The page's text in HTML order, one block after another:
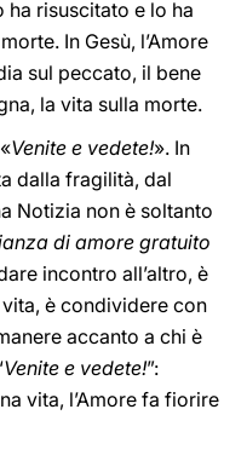
ha risuscitato e lo ha
In Gesù, l’Amore
sul peccato, il bene
la vita sulla morte.
Venite e vedete!». In
dalla fragilità, dal
Notizia non è soltanto
di amore gratuito
incontro all’altro, è
è condividere con
accanto a chi è
Venite e vedete!”:
vita, l’Amore fa fiorire